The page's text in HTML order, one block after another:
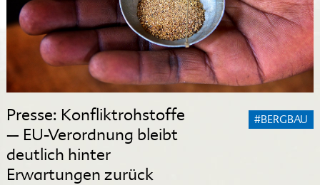
Presse: Konfliktrohstoffe
– EU-Verordnung bleibt
deutlich hinter
Erwartungen zurück
#BERGBAU